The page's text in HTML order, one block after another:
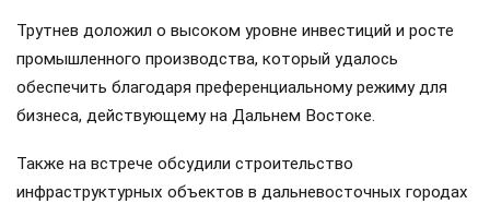
Трутнев доложил о высоком уровне инвестиций и росте
промышленного производства, который удалось
обеспечить благодаря преференциальному режиму для
бизнеса, действующему на Дальнем Востоке.
Также на встрече обсудили строительство
инфраструктурных объектов в дальневосточных городах